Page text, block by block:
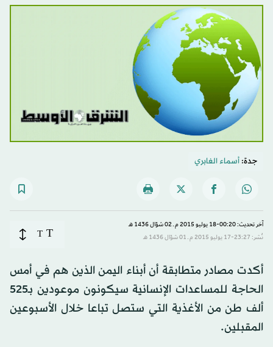
جدة:أسماء الغابري
آخر تحديث: 00:20-18 يوليو 2015 م ـ 02 شوّال 1436 هـ
نُشر: 23:27-17 يوليو 2015 م ـ 01 شوّال 1436 هـ
T
T
أكدت مصادر متطابقة أن أبناء اليمن الذين هم في أمس
الحاجة للمساعدات الإنسانية سيكونون موعودين بـ525
ألف طن من الأغذية التي ستصل تباعا خلال الأسبوعين
المقبلين.